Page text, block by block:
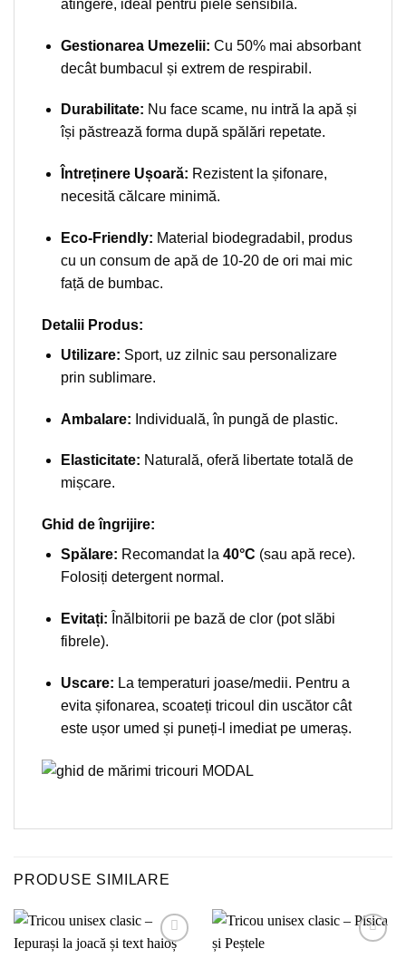
atingere, ideal pentru piele sensibilă.
Gestionarea Umezelii: Cu 50% mai absorbant
decât bumbacul și extrem de respirabil.
Durabilitate: Nu face scame, nu intră la apă și
își păstrează forma după spălări repetate.
Întreținere Ușoară: Rezistent la șifonare,
necesită călcare minimă.
Eco-Friendly: Material biodegradabil, produs
cu un consum de apă de 10-20 de ori mai mic
față de bumbac.
Detalii Produs:
Utilizare: Sport, uz zilnic sau personalizare
prin sublimare.
Ambalare: Individuală, în pungă de plastic.
Elasticitate: Naturală, oferă libertate totală de
mișcare.
Ghid de îngrijire:
Spălare: Recomandat la 40°C (sau apă rece).
Folosiți detergent normal.
Evitați: Înălbitorii pe bază de clor (pot slăbi
fibrele).
Uscare: La temperaturi joase/medii. Pentru a
evita șifonarea, scoateți tricoul din uscător cât
este ușor umed și puneți-l imediat pe umeraș.
PRODUSE SIMILARE
Adaugă